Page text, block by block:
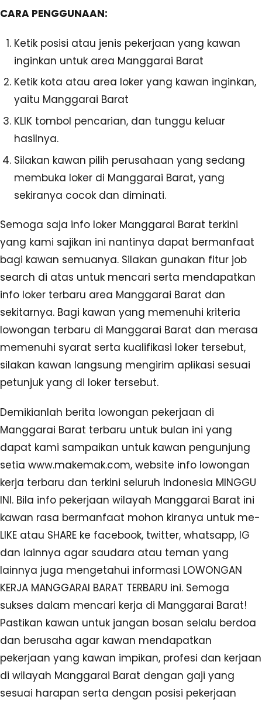
CARA PENGGUNAAN:
Ketik posisi atau jenis pekerjaan yang kawan
inginkan untuk area Manggarai Barat
Ketik kota atau area loker yang kawan inginkan,
yaitu Manggarai Barat
KLIK tombol pencarian, dan tunggu keluar
hasilnya.
Silakan kawan pilih perusahaan yang sedang
membuka loker di Manggarai Barat, yang
sekiranya cocok dan diminati.
Semoga saja info loker Manggarai Barat terkini
yang kami sajikan ini nantinya dapat bermanfaat
bagi kawan semuanya. Silakan gunakan fitur job
search di atas untuk mencari serta mendapatkan
info loker terbaru area Manggarai Barat dan
sekitarnya. Bagi kawan yang memenuhi kriteria
lowongan terbaru di Manggarai Barat dan merasa
memenuhi syarat serta kualifikasi loker tersebut,
silakan kawan langsung mengirim aplikasi sesuai
petunjuk yang di loker tersebut.
Demikianlah berita lowongan pekerjaan di
Manggarai Barat terbaru untuk bulan ini yang
dapat kami sampaikan untuk kawan pengunjung
setia www.makemak.com, website info lowongan
kerja terbaru dan terkini seluruh Indonesia MINGGU
INI. Bila info pekerjaan wilayah Manggarai Barat ini
kawan rasa bermanfaat mohon kiranya untuk me-
LIKE atau SHARE ke facebook, twitter, whatsapp, IG
dan lainnya agar saudara atau teman yang
lainnya juga mengetahui informasi LOWONGAN
KERJA MANGGARAI BARAT TERBARU ini. Semoga
sukses dalam mencari kerja di Manggarai Barat!
Pastikan kawan untuk jangan bosan selalu berdoa
dan berusaha agar kawan mendapatkan
pekerjaan yang kawan impikan, profesi dan kerjaan
di wilayah Manggarai Barat dengan gaji yang
sesuai harapan serta dengan posisi pekerjaan